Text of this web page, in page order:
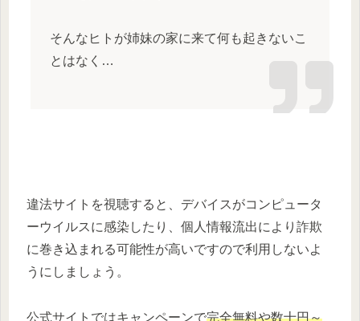
そんなヒトが姉妹の家に来て何も起きないこ
とはなく…
違法サイトを視聴すると、デバイスがコンピュータ
ーウイルスに感染したり、個人情報流出により詐欺
に巻き込まれる可能性が高いですので利用しないよ
うにしましょう。
公式サイトではキャンペーンで完全無料や数十円～